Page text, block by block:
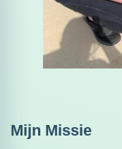
Mijn Missie